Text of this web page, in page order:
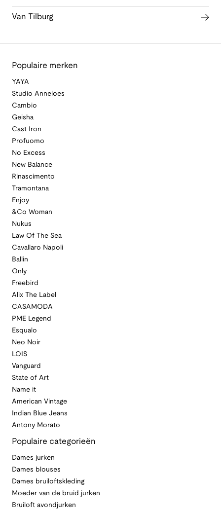
Van Tilburg
Populaire merken
YAYA
Studio Anneloes
Cambio
Geisha
Cast Iron
Profuomo
No Excess
New Balance
Rinascimento
Tramontana
Enjoy
&Co Woman
Nukus
Law Of The Sea
Cavallaro Napoli
Ballin
Only
Freebird
Alix The Label
CASAMODA
PME Legend
Esqualo
Neo Noir
LOIS
Vanguard
State of Art
Name it
American Vintage
Indian Blue Jeans
Antony Morato
Populaire categorieën
Dames jurken
Dames blouses
Dames bruiloftskleding
Moeder van de bruid jurken
Bruiloft avondjurken